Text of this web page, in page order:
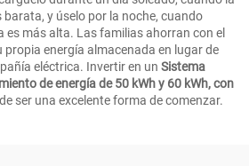
barata, y úselo por la noche, cuando
más alta. Las familias ahorran con el
energía almacenada en lugar de
eléctrica. Invertir en un Sistema
de energía de 50 kWh y 60 kWh, con
ser una excelente forma de comenzar.